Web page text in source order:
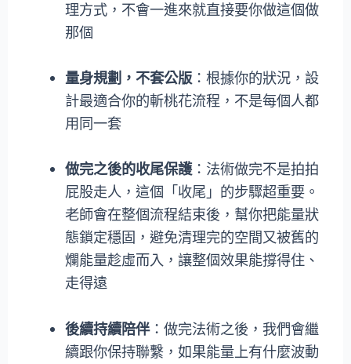
理方式，不會一進來就直接要你做這個做
那個
量身規劃，不套公版：根據你的狀況，設
計最適合你的斬桃花流程，不是每個人都
用同一套
做完之後的收尾保護：法術做完不是拍拍
屁股走人，這個「收尾」的步驟超重要。
老師會在整個流程結束後，幫你把能量狀
態鎖定穩固，避免清理完的空間又被舊的
爛能量趁虛而入，讓整個效果能撐得住、
走得遠
後續持續陪伴：做完法術之後，我們會繼
續跟你保持聯繫，如果能量上有什麼波動